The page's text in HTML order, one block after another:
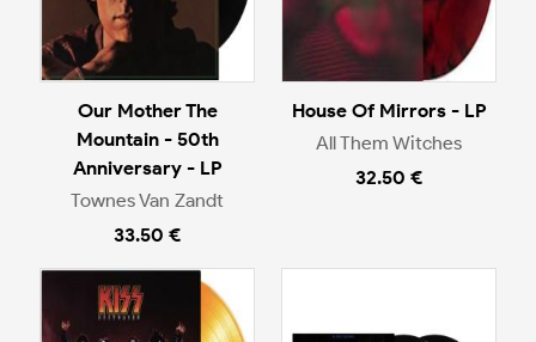
Our Mother The
Mountain - 50th
Anniversary - LP
Townes Van Zandt
33.50 €
House Of Mirrors - LP
All Them Witches
32.50 €